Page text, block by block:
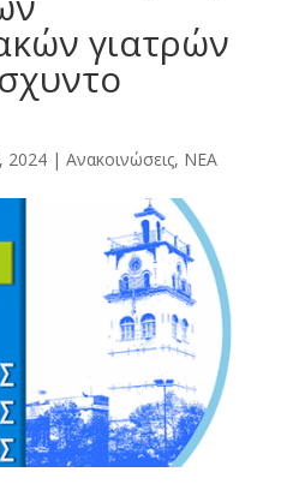
γιατρών
2024| Ανακοινώσεις, ΝΕΑ